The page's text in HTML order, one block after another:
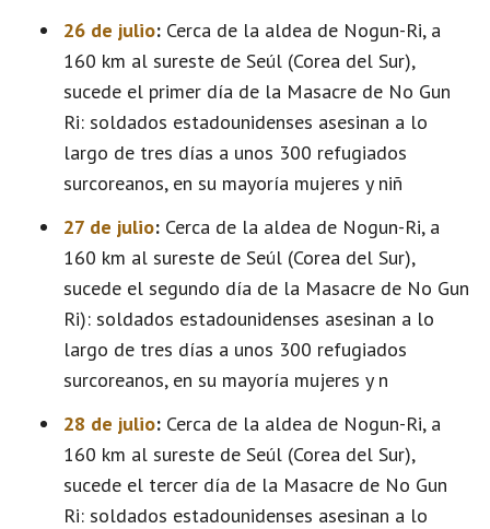
26 de julio: Cerca de la aldea de Nogun-Ri, a
160 km al sureste de Seúl (Corea del Sur),
sucede el primer día de la Masacre de No Gun
Ri: soldados estadounidenses asesinan a lo
largo de tres días a unos 300 refugiados
surcoreanos, en su mayoría mujeres y niñ
27 de julio: Cerca de la aldea de Nogun-Ri, a
160 km al sureste de Seúl (Corea del Sur),
sucede el segundo día de la Masacre de No Gun
Ri): soldados estadounidenses asesinan a lo
largo de tres días a unos 300 refugiados
surcoreanos, en su mayoría mujeres y n
28 de julio: Cerca de la aldea de Nogun-Ri, a
160 km al sureste de Seúl (Corea del Sur),
sucede el tercer día de la Masacre de No Gun
Ri: soldados estadounidenses asesinan a lo